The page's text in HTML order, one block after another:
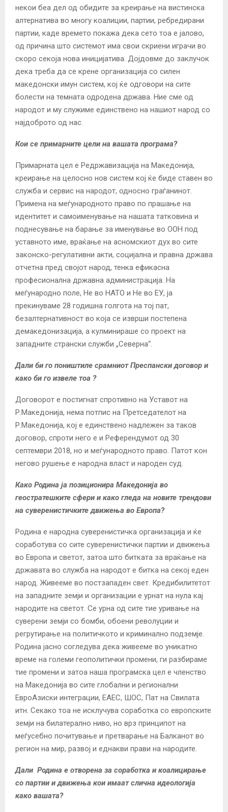
некои беа дел од обидите за креирање на вистинска
алтернатива во многу коалиции, партии, ребредирани
партии, каде времето покажа дека сето тоа е јалово,
од причина што системот има свои скриени играчи во
скоро секоја нова иницијатива. Дојдовме до заклучок
дека треба да се крене организација со силен
македонски имун систем, кој ќе одговори на сите
болести на темната одродена држава. Ние сме од
народот и му служиме единствено на нашиот народ со
најдоброто од нас.
Кои се примарните цели на вашата програма?
Примарната цел е Редржавизација на Македонија,
креирање на целосно нов систем кој ќе биде ставен во
служба и сервис на народот, односно граѓанинот.
Примена на меѓународното право по прашање на
идентитет и самоименување на нашата татковина и
поднесување на барање за именување во ООН под
уставното име, враќање на асномскиот дух во сите
законско-регулативни акти, социјална и правна држава
отчетна пред својот народ, тенка ефикасна
професионална државна администрација. На
меѓународно поле, Не во НАТО и Не во ЕУ, ја
прекинуваме 28 годишна голгота на тој пат,
безалтернативност во која се изврши постепена
демакедонизација, а кулминираше со проект на
западните странски служби „Северна“.
Дали би го поништиле срамниот Преспански договор и
како би го извеле тоа ?
Договорот е постигнат спротивно на Уставот на
Р.Македонија, нема потпис на Претседателот на
Р.Македонија, кој е единствено надлежен за таков
договор, спроти него е и Референдумот од 30
септември 2018, но и меѓународното право. Патот кон
негово рушење е народна власт и народен суд.
Како Родина ја позиционира Македонија во
геостратешките сфери и како гледа на новите трендови
на суверенистичките движења во Европа?
Родина е народна суверенистичка организација и ќе
соработува со сите суверенистички партии и движења
во Европа и светот, затоа што битката за враќање на
државата во служба на народот е битка на секој еден
народ. Живееме во постзападен свет. Кредибилитетот
на западните земји и организации е урнат на нула кај
народите на светот. Се урна од сите тие уривање на
суверени земји со бомби, обоени револуции и
регрутирање на политичкото и криминално подземје.
Родина јасно согледува дека живееме во уникатно
време на големи геополитички промени, ги разбираме
тие промени и затоа наша програмска цел е членство
на Македонија во сите глобални и регионални
ЕвроАзиски интеграции, ЕАЕС, ШОС, Пат на Свилата
итн. Секако тоа не исклучува соработка со европските
земји на билатерално ниво, но врз принципот на
меѓусебно почитување и претварање на Балканот во
регион на мир, развој и еднакви прави на народите.
Дали Родина е отворена за соработка и коалицирање
со партии и движења кои имаат слична идеологија
како вашата?